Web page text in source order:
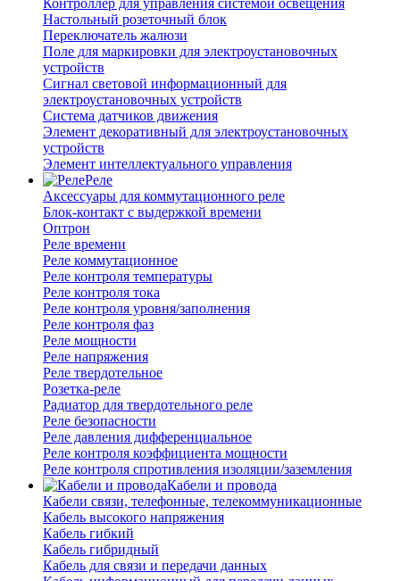
Настольный розеточный блок
Переключатель жалюзи
Поле для маркировки для электроустановочных
устройств
Сигнал световой информационный для
электроустановочных устройств
Система датчиков движения
Элемент декоративный для электроустановочных
устройств
Элемент интеллектуального управления
Реле
Аксессуары для коммутационного реле
Блок-контакт с выдержкой времени
Оптрон
Реле времени
Реле коммутационное
Реле контроля температуры
Реле контроля тока
Реле контроля уровня/заполнения
Реле контроля фаз
Реле мощности
Реле напряжения
Реле твердотельное
Розетка-реле
Радиатор для твердотельного реле
Реле безопасности
Реле давления дифференциальное
Реле контроля коэффициента мощности
Реле контроля спротивления изоляции/заземления
Кабели и провода
Кабели связи, телефонные, телекоммуникационные
Кабель высокого напряжения
Кабель гибкий
Кабель гибридный
Кабель для связи и передачи данных